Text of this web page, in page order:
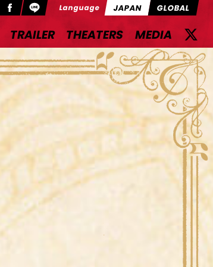
Language JAPAN GLOBAL
TRAILER THEATERS MEDIA